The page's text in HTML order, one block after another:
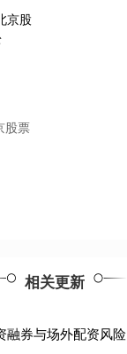
股票
相关更新
融券与场外配资风险